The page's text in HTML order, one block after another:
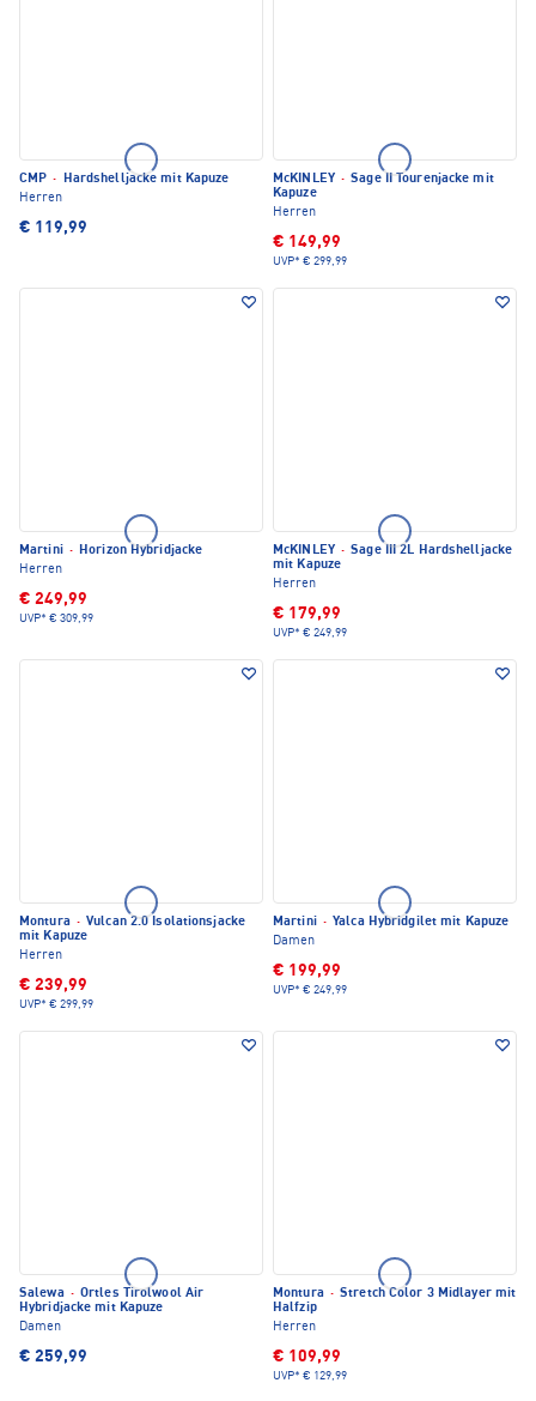
CMP ·
Hardshelljacke mit Kapuze
Herren
€ 119,99
McKINLEY · Sage II Tourenjacke mit
Kapuze
Herren
€ 149,99
UVP* € 299,99
Martini · Horizon Hybridjacke
Herren
€ 249,99
UVP* € 309,99
McKINLEY · Sage III 2L Hardshelljacke
mit Kapuze
Herren
€ 179,99
UVP* € 249,99
Montura · Vulcan 2.0 Isolationsjacke
mit Kapuze
Herren
€ 239,99
UVP* € 299,99
Martini · Yalca Hybridgilet mit Kapuze
Damen
€ 199,99
UVP* € 249,99
Salewa · Ortles Tirolwool Air
Hybridjacke mit Kapuze
Damen
€ 259,99
Montura · Stretch Color 3 Midlayer mit
Halfzip
Herren
€ 109,99
UVP* € 129,99